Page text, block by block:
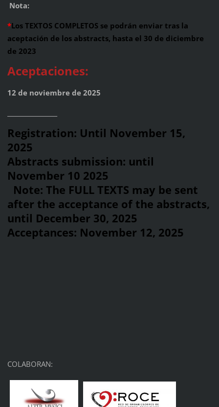
Nota:
*Los TEXTOS COMPLETOS se podrán enviar tras la
aceptación de los abstracts, hasta el 30 de diciembre
de 2023
Aceptaciones:
12 de noviembre de 2025
Registration: Until November 15,
2025
Abstracts submission: until
November 10 2025
Note: The FULL TEXTS may be sent
after the acceptance of the abstracts,
until December 30, 2025
Acceptances: November 12, 2025
COLABORAN: